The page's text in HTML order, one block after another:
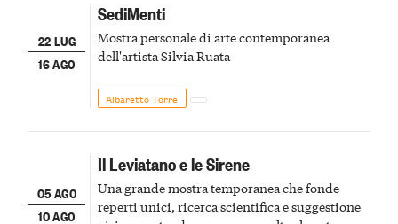
22 LUG
16 AGO
SediMenti
Mostra personale di arte contemporanea
dell'artista Silvia Ruata
Albaretto Torre
05 AGO
10 AGO
Il Leviatano e le Sirene
Una grande mostra temporanea che fonde
reperti unici, ricerca scientifica e suggestione